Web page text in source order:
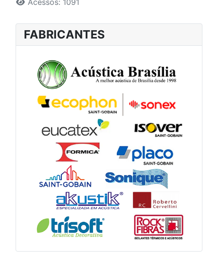
Acessos: 1091
FABRICANTES